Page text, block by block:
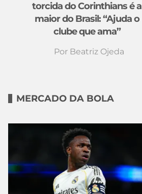
torcida do Corinthians é a
maior do Brasil: “Ajuda o
clube que ama”
Por Beatriz Ojeda
MERCADO DA BOLA